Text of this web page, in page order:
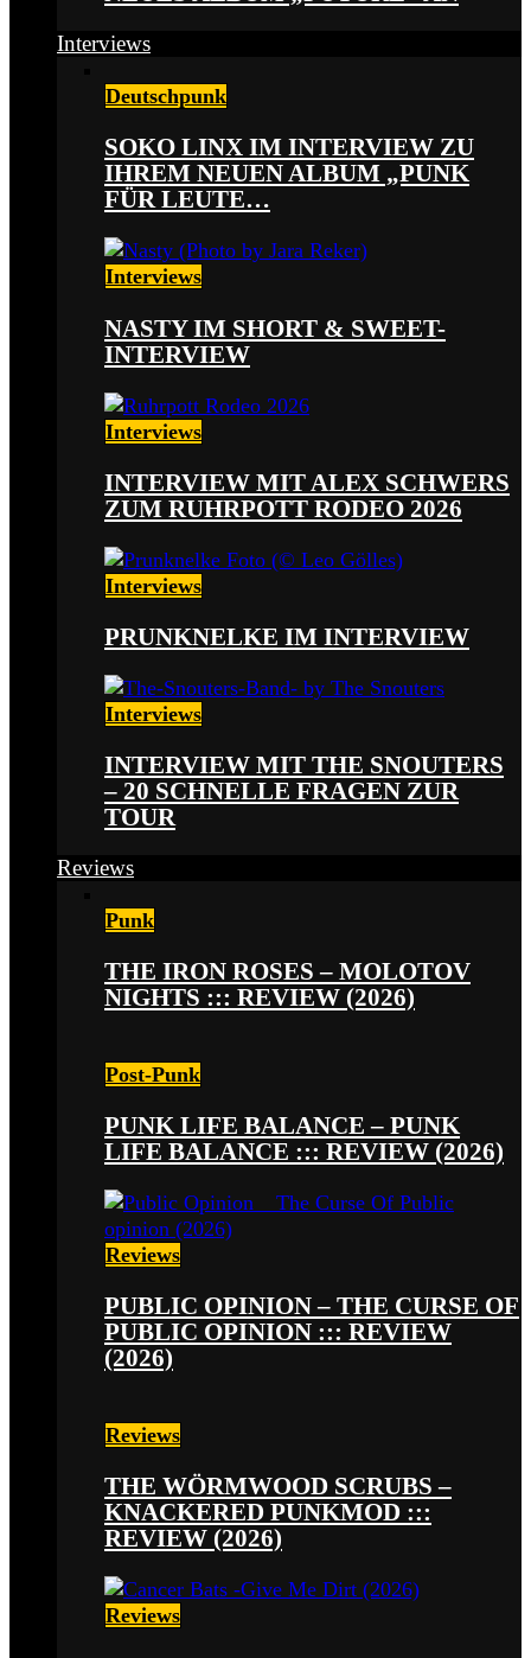
Interviews
Deutschpunk
SOKO LINX IM INTERVIEW ZU
IHREM NEUEN ALBUM „PUNK
FÜR LEUTE…
Interviews
NASTY IM SHORT & SWEET-
INTERVIEW
Interviews
INTERVIEW MIT ALEX SCHWERS
ZUM RUHRPOTT RODEO 2026
Interviews
PRUNKNELKE IM INTERVIEW
Interviews
INTERVIEW MIT THE SNOUTERS
– 20 SCHNELLE FRAGEN ZUR
TOUR
Reviews
Punk
THE IRON ROSES – MOLOTOV
NIGHTS ::: REVIEW (2026)
Post-Punk
PUNK LIFE BALANCE – PUNK
LIFE BALANCE ::: REVIEW (2026)
Reviews
PUBLIC OPINION – THE CURSE OF
PUBLIC OPINION ::: REVIEW
(2026)
Reviews
THE WÖRMWOOD SCRUBS –
KNACKERED PUNKMOD :::
REVIEW (2026)
Reviews